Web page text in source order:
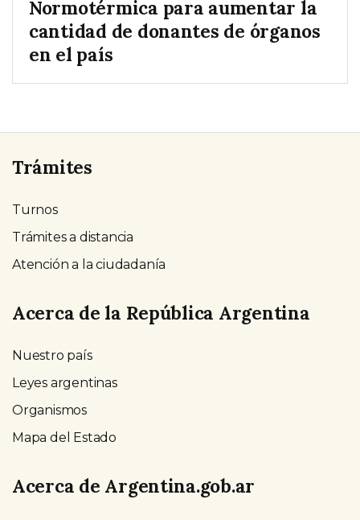
Normotérmica para aumentar la
cantidad de donantes de órganos
en el país
Trámites
Turnos
Trámites a distancia
Atención a la ciudadanía
Acerca de la República Argentina
Nuestro país
Leyes argentinas
Organismos
Mapa del Estado
Acerca de Argentina.gob.ar